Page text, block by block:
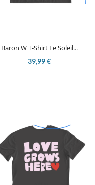
Baron W T-Shirt Le Soleil...
39,99 €